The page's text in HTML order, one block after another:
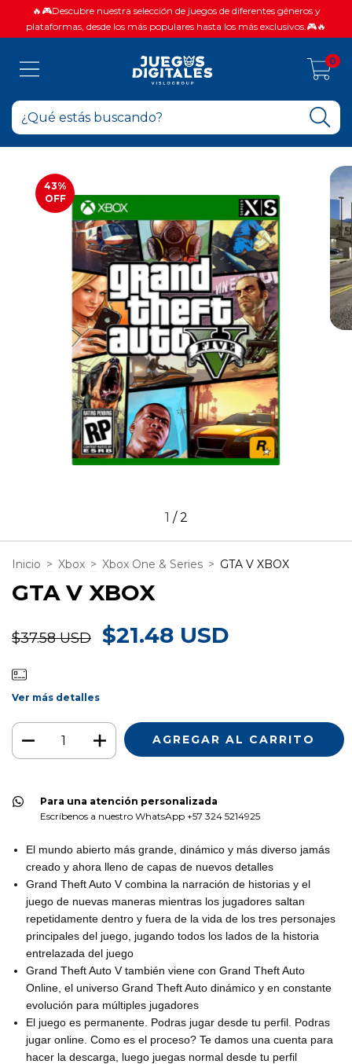
🔥🎮Descubre nuestra selección de juegos de diferentes géneros y
plataformas, desde los más populares hasta los más exclusivos.🎮🔥
0
43%
OFF
1 /2
Inicio > Xbox > Xbox One & Series > GTA V XBOX
GTA V XBOX
$37.58 USD $21.48 USD
Ver más detalles
Para una atención personalizada
Escríbenos a nuestro WhatsApp +57 324 5214925
El mundo abierto más grande, dinámico y más diverso jamás
creado y ahora lleno de capas de nuevos detalles
Grand Theft Auto V combina la narración de historias y el
juego de nuevas maneras mientras los jugadores saltan
repetidamente dentro y fuera de la vida de los tres personajes
principales del juego, jugando todos los lados de la historia
entrelazada del juego
Grand Theft Auto V también viene con Grand Theft Auto
Online, el universo Grand Theft Auto dinámico y en constante
evolución para múltiples jugadores
El juego es permanente. Podras jugar desde tu perfil. Podras
jugar online. Como es el proceso? Te damos una cuenta para
hacer la descarga, luego juegas normal desde tu perfil